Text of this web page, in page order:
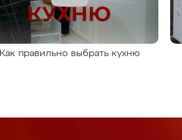
Как правильно выбрать кухню